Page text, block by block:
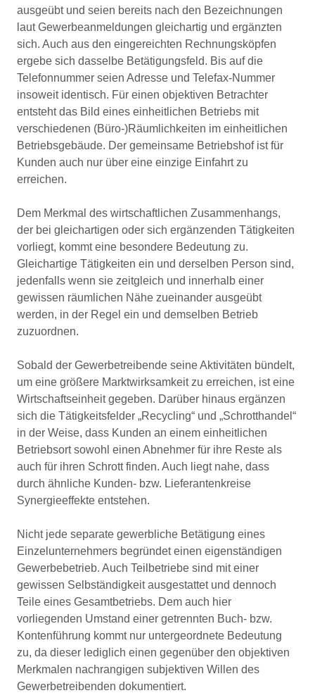
ausgeübt und seien bereits nach den Bezeichnungen
laut Gewerbeanmeldungen gleichartig und ergänzten
sich. Auch aus den eingereichten Rechnungsköpfen
ergebe sich dasselbe Betätigungsfeld. Bis auf die
Telefonnummer seien Adresse und Telefax-Nummer
insoweit identisch. Für einen objektiven Betrachter
entsteht das Bild eines einheitlichen Betriebs mit
verschiedenen (Büro-)Räumlichkeiten im einheitlichen
Betriebsgebäude. Der gemeinsame Betriebshof ist für
Kunden auch nur über eine einzige Einfahrt zu
erreichen.
Dem Merkmal des wirtschaftlichen Zusammenhangs,
der bei gleichartigen oder sich ergänzenden Tätigkeiten
vorliegt, kommt eine besondere Bedeutung zu.
Gleichartige Tätigkeiten ein und derselben Person sind,
jedenfalls wenn sie zeitgleich und innerhalb einer
gewissen räumlichen Nähe zueinander ausgeübt
werden, in der Regel ein und demselben Betrieb
zuzuordnen.
Sobald der Gewerbetreibende seine Aktivitäten bündelt,
um eine größere Marktwirksamkeit zu erreichen, ist eine
Wirtschaftseinheit gegeben. Darüber hinaus ergänzen
sich die Tätigkeitsfelder „Recycling“ und „Schrotthandel“
in der Weise, dass Kunden an einem einheitlichen
Betriebsort sowohl einen Abnehmer für ihre Reste als
auch für ihren Schrott finden. Auch liegt nahe, dass
durch ähnliche Kunden- bzw. Lieferantenkreise
Synergieeffekte entstehen.
Nicht jede separate gewerbliche Betätigung eines
Einzelunternehmers begründet einen eigenständigen
Gewerbebetrieb. Auch Teilbetriebe sind mit einer
gewissen Selbständigkeit ausgestattet und dennoch
Teile eines Gesamtbetriebs. Dem auch hier
vorliegenden Umstand einer getrennten Buch- bzw.
Kontenführung kommt nur untergeordnete Bedeutung
zu, da dieser lediglich einen gegenüber den objektiven
Merkmalen nachrangigen subjektiven Willen des
Gewerbetreibenden dokumentiert.